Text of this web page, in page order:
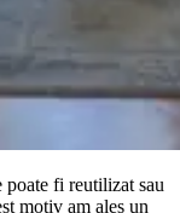
fi reutilizat sau
motiv am ales un